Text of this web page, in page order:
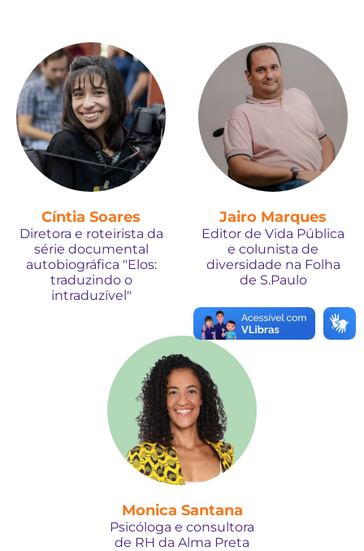
Cíntia Soares
Diretora e roteirista da
série documental
autobiográfica "Elos:
traduzindo o
intraduzível"
Jairo Marques
Editor de Vida Pública
e colunista de
diversidade na Folha
de S.Paulo
Monica Santana
Psicóloga e consultora
de RH da Alma Preta